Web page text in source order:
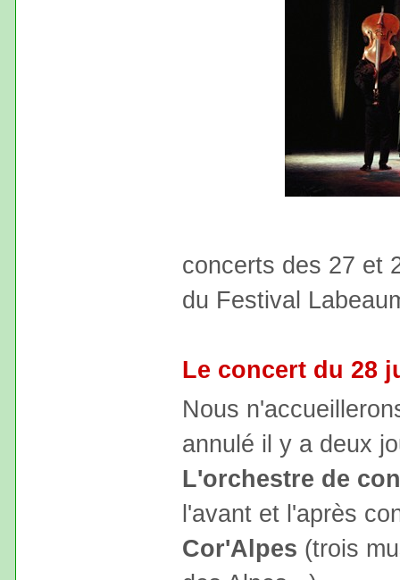
concerts des 27 et
du Festival
Le concert du 28
Nous
annulé il y a deux
L'orchestre de
l'avant et l'après
Cor'Alpes (trois